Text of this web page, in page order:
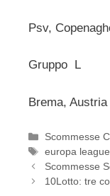
Psv,
Gruppo L
Brema,
Categorie
Scommesse
Tag
europa league
Scommesse
10Lotto: tre